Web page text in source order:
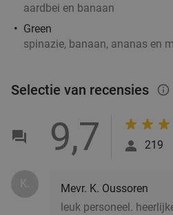
aardbei en banaan
Green
spinazie, banaan, ananas en
Selectie van recensies
9,7 219
K.
Mevr. K. Oussoren
leuk personeel.